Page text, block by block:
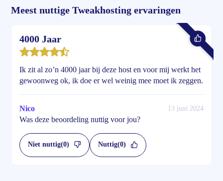
Meest nuttige Tweakhosting ervaringen
4000 Jaar
Ik zit al zo’n 4000 jaar bij deze host en voor mij werkt het
gewoonweg ok, ik doe er wel weinig mee moet ik zeggen.
Nico 13 juni 2024
Was deze beoordeling nuttig voor jou?
Niet nuttig(0) Nuttig(0)